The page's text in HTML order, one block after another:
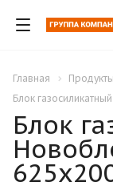
Главная Продукты
Блок
Блок